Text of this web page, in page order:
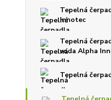
Tepelná
Innotec
Tepelná
voda Alpha
Tepelná